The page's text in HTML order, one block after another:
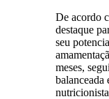
De acordo
destaque
seu
meses,
balanceada